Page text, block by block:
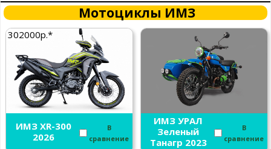
Все марки
Загрузка...Мотоциклы ИМЗ
302000р.*
ИМЗ XR-300
2026
В
сравнение
ИМЗ УРАЛ
Зеленый
Танагр 2023
В
сравнение